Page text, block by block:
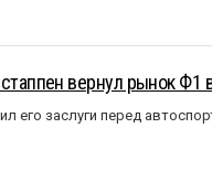
вернул рынок Ф1
его заслуги перед